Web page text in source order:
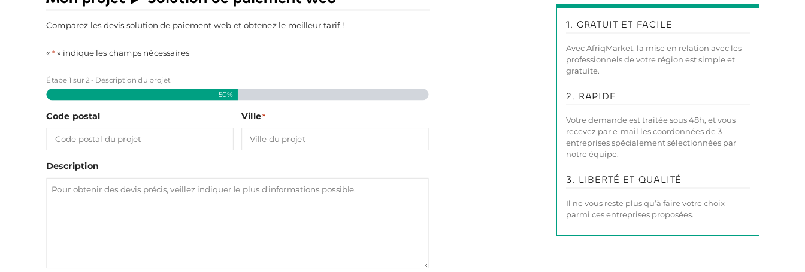
Comparez les devis solution de paiement web et obtenez le meilleur tarif !
«* » indique les champs nécessaires
Étape1 sur2 - Description du projet
50%
Code postal Ville*
Description
1. GRATUIT ET FACILE
Avec AfriqMarket, la mise en relation avec les
professionnels de votre région est simple et
gratuite.
2. RAPIDE
Votre demande est traitée sous 48h, et vous
recevez par e-mail les coordonnées de 3
entreprises spécialement sélectionnées par
notre équipe.
3. LIBERTÉ ET QUALITÉ
Il ne vous reste plus qu’à faire votre choix
parmi ces entreprises proposées.